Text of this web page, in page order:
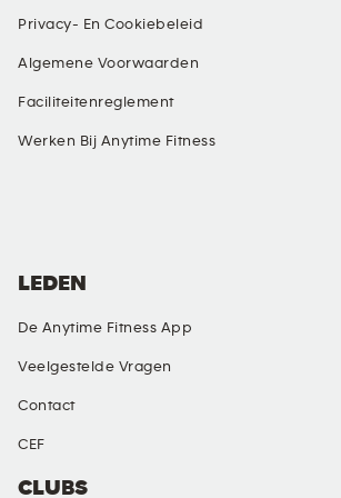
Privacy- En Cookiebeleid
Algemene Voorwaarden
Faciliteitenreglement
Werken Bij Anytime Fitness
CLUBS
LEDEN
De Anytime Fitness App
Veelgestelde Vragen
Contact
CEF